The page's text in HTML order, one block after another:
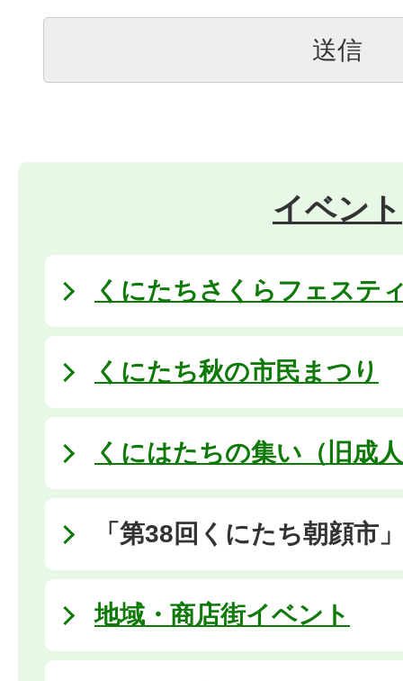
イベント
くにたちさくらフェステ
くにたち秋の市民まつり
くにはたちの集い（旧成
「第38回くにたち朝顔市」
地域・商店街イベント